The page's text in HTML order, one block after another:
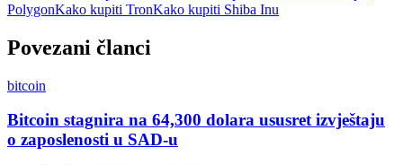
PolygonKako kupiti TronKako kupiti Shiba Inu
Povezani članci
bitcoin
Bitcoin stagnira na 64,300 dolara ususret izvještaju
o zaposlenosti u SAD-u